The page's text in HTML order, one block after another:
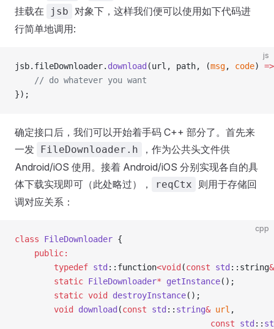
挂载在
jsb
对象下，这样我们便可以使用如下代码进
行简单地调用:
js
jsb.fileDownloader. download (url, path, (msg, code) =>
    // do whatever you want
});
确定接口后，我们可以开始着手码 C++ 部分了。首先来
一发 FileDownloader.h
，作为公共头文件供
Android/iOS 使用。接着 Android/iOS 分别实现各自的具
体下载实现即可（此处略过），
reqCtx
则用于存储回
调对应关系：
cpp
class FileDownloader {
    public:
        typedef
std ::function<void(const std ::string&
        static
FileDownloader* getInstance();
        static
void destroyInstance();
        void
download (const std :: string& url ,
                                        const
std ::